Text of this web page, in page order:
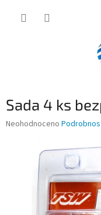
Sada 4 ks
Průměrné
Neohodnoceno